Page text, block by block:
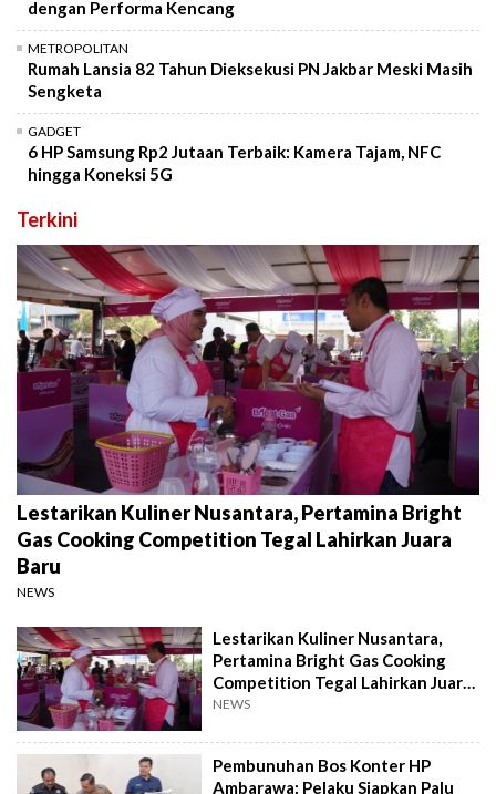
dengan Performa Kencang
METROPOLITAN
Rumah Lansia 82 Tahun Dieksekusi PN Jakbar Meski Masih
Sengketa
GADGET
6 HP Samsung Rp2 Jutaan Terbaik: Kamera Tajam, NFC
hingga Koneksi 5G
Terkini
Lestarikan Kuliner Nusantara, Pertamina Bright
Gas Cooking Competition Tegal Lahirkan Juara
Baru
NEWS
Lestarikan Kuliner Nusantara,
Pertamina Bright Gas Cooking
Competition Tegal Lahirkan Juara
Baru
NEWS
Pembunuhan Bos Konter HP
Ambarawa: Pelaku Siapkan Palu